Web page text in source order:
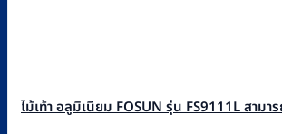
ไม้เท้า อลูมิเนียม FOSUN รุ่น FS9111L สามา